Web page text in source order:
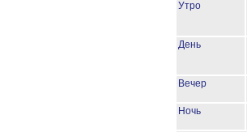
Утро
День
Вечер
Ночь